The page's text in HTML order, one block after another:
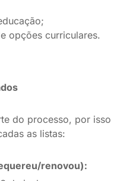
opções curriculares.
do processo, por isso
as listas:
renovou):